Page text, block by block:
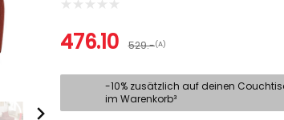
476.10 529.-(A)
-10% zusätzlich auf deinen
im Warenkorb³